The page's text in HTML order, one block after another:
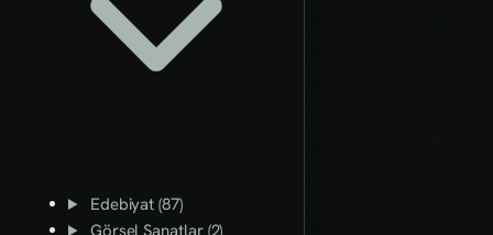
Edebiyat (87)
Görsel Sanatlar (2)